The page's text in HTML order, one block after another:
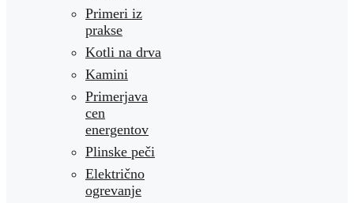
Primeri iz
prakse
Kotli na drva
Kamini
Primerjava
cen
energentov
Plinske peči
Električno
ogrevanje